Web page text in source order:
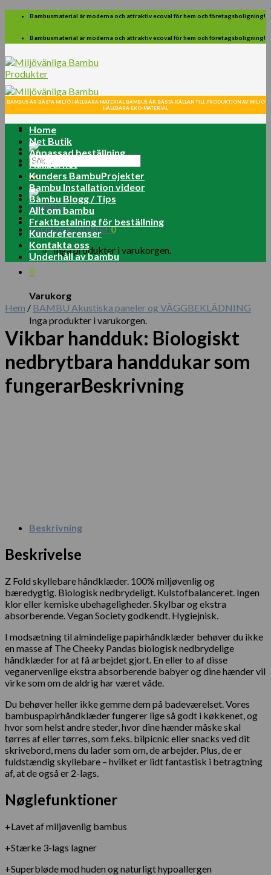
Skip
content
Bambusmaterial är moderna och attraktiv ecoval för hem och företagsboligning!
Bambusmaterial är moderna och attraktiv ecoval för hem och företagsboligning!
Sök
efter:
Logga in
Varukorg /0.00kr0
Inga produkter i varukorgen.
0
Varukorg
Inga produkter i varukorgen.
BAMBUS ÄR BÄSTA MILJÖ HÅLLBARA MATERIAL BAMBUS ÄR BÄSTA KÄLLAN TILL PRODUKTION AV MILJÖ
HÅLLBARA EKO-MATERIAL
Home
Net Butik
Anpassad beställning
Hållbarhet
Kunders BambuProjekter
Bambu Installation videor
Bambu Blogg / Tips
Allt om bambu
Fraktbetalning för beställning
Kundreferenser
Kontakta oss
Underhåll av bambu
Hem / BAMBU Akustiska paneler og VÄGGBEKLÄDNING
Vikbar handduk: Biologiskt
nedbrytbara handdukar som
fungerarBeskrivning
Beskrivning
Beskrivelse
Z Fold skyllebare håndklæder. 100% miljøvenlig og
bæredygtig. Biologisk nedbrydeligt. Kulstofbalanceret. Ingen
klor eller kemiske ubehageligheder. Skylbar og ekstra
absorberende. Vegan Society godkendt. Hygiejnisk.
I modsætning til almindelige papirhåndklæder behøver du ikke
en masse af The Cheeky Pandas biologisk nedbrydelige
håndklæder for at få arbejdet gjort. En eller to af disse
veganervenlige ekstra absorberende babyer og dine hænder vil
virke som om de aldrig har været våde.
Du behøver heller ikke gemme dem på badeværelset. Vores
bambuspapirhåndklæder fungerer lige så godt i køkkenet, og
hvor som helst andre steder, hvor dine hænder måske skal
tørres af eller tørres, som f.eks. bilpicnic eller snacks ved dit
skrivebord, mens du lader som om, de arbejder. Plus, de er
fuldstændig skyllebare – hvilket er lidt fantastisk i betragtning
af, at de også er 2-lags.
Nøglefunktioner
+Lavet af miljøvenlig bambus
+Stærke 3-lags lagner
+Superbløde mod huden og naturligt hypoallergen